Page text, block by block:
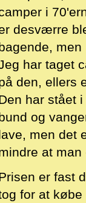
i
desværre
har taget
den, ellers
har stået
og
men det
at
er fast
for at